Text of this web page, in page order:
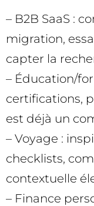
– B2B SaaS :
migration,
capter la
– Éducation/
certifications,
est déjà un
– Voyage :
checklists,
contextuelle
– Finance